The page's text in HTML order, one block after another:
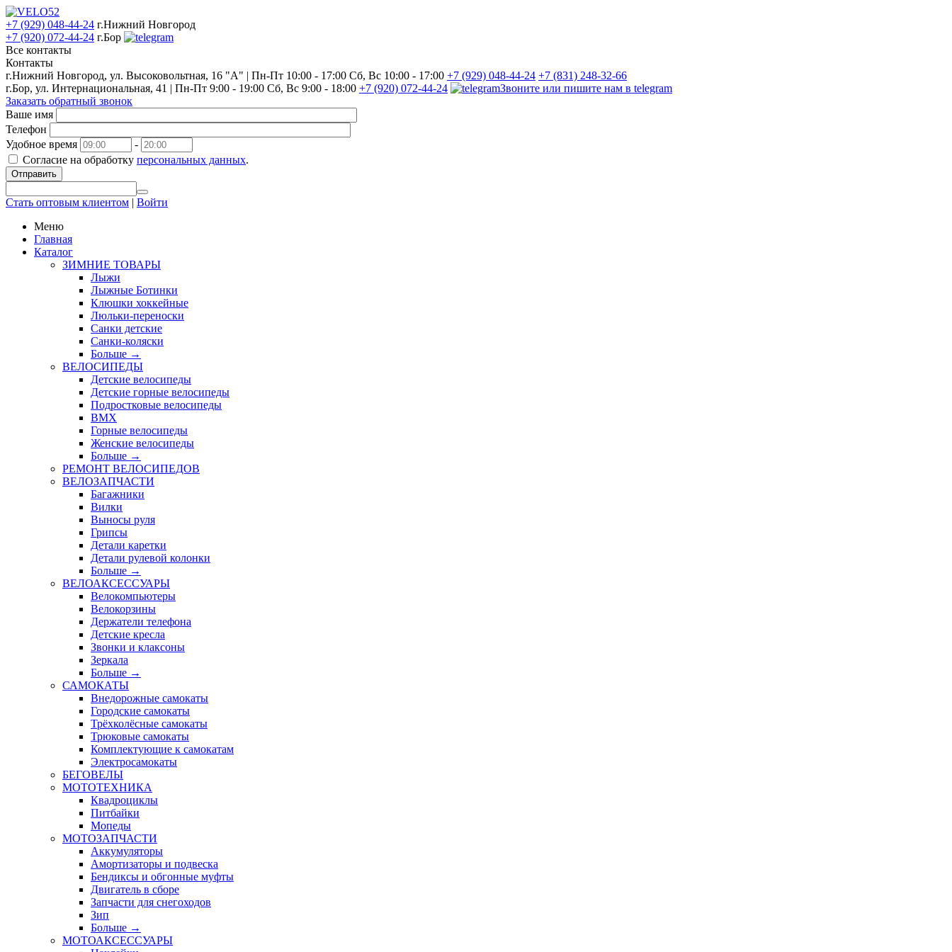
+7 (929) 048-44-24 г.Нижний Новгород
+7 (920) 072-44-24 г.Бор
Все контакты
Контакты
г.Нижний Новгород, ул. Высоковольтная, 16 "А" | Пн-Пт 10:00 - 17:00 Сб, Вс 10:00 - 17:00 +7 (929) 048-44-24 +7 (831) 248-32-66
г.Бор, ул. Интернациональная, 41 | Пн-Пт 9:00 - 19:00 Сб, Вс 9:00 - 18:00 +7 (920) 072-44-24
Звоните или пишите нам в telegram
Заказать обратный звонок
Ваше имя
Телефон
Удобное время
-
Согласие на обработку персональных данных.
Отправить
Стать оптовым клиентом | Войти
Меню
Главная
Каталог
ЗИМНИЕ ТОВАРЫ
Лыжи
Лыжные Ботинки
Клюшки хоккейные
Люльки-переноски
Санки детские
Санки-коляски
Больше →
ВЕЛОСИПЕДЫ
Детские велосипеды
Детские горные велосипеды
Подростковые велосипеды
BMX
Горные велосипеды
Женские велосипеды
Больше →
РЕМОНТ ВЕЛОСИПЕДОВ
ВЕЛОЗАПЧАСТИ
Багажники
Вилки
Выносы руля
Грипсы
Детали каретки
Детали рулевой колонки
Больше →
ВЕЛОАКСЕССУАРЫ
Велокомпьютеры
Велокорзины
Держатели телефона
Детские кресла
Звонки и клаксоны
Зеркала
Больше →
САМОКАТЫ
Внедорожные самокаты
Городские самокаты
Трёхколёсные самокаты
Трюковые самокаты
Комплектующие к самокатам
Электросамокаты
БЕГОВЕЛЫ
МОТОТЕХНИКА
Квадроциклы
Питбайки
Мопеды
МОТОЗАПЧАСТИ
Аккумуляторы
Амортизаторы и подвеска
Бендиксы и обгонные муфты
Двигатель в сборе
Запчасти для снегоходов
Зип
Больше →
МОТОАКСЕССУАРЫ